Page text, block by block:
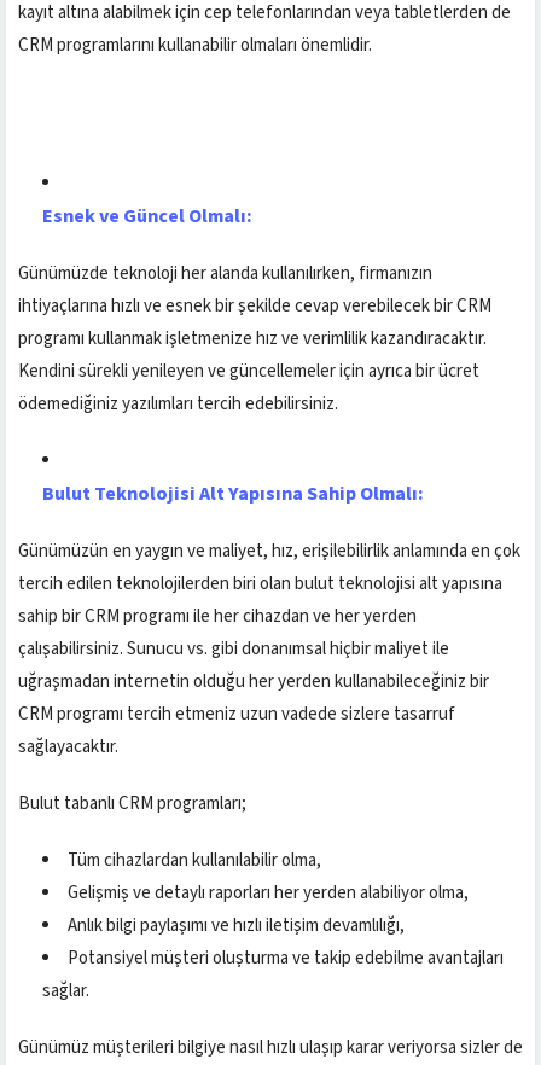
kayıt altına alabilmek için cep telefonlarından veya tabletlerden de
CRM programlarını kullanabilir olmaları önemlidir.
Esnek ve Güncel Olmalı:
Günümüzde teknoloji her alanda kullanılırken, firmanızın
ihtiyaçlarına hızlı ve esnek bir şekilde cevap verebilecek bir CRM
programı kullanmak işletmenize hız ve verimlilik kazandıracaktır.
Kendini sürekli yenileyen ve güncellemeler için ayrıca bir ücret
ödemediğiniz yazılımları tercih edebilirsiniz.
Bulut Teknolojisi Alt Yapısına Sahip Olmalı:
Günümüzün en yaygın ve maliyet, hız, erişilebilirlik anlamında en çok
tercih edilen teknolojilerden biri olan bulut teknolojisi alt yapısına
sahip bir CRM programı ile her cihazdan ve her yerden
çalışabilirsiniz. Sunucu vs. gibi donanımsal hiçbir maliyet ile
uğraşmadan internetin olduğu her yerden kullanabileceğiniz bir
CRM programı tercih etmeniz uzun vadede sizlere tasarruf
sağlayacaktır.
Bulut tabanlı CRM programları;
Tüm cihazlardan kullanılabilir olma,
Gelişmiş ve detaylı raporları her yerden alabiliyor olma,
Anlık bilgi paylaşımı ve hızlı iletişim devamlılığı,
Potansiyel müşteri oluşturma ve takip edebilme avantajları
sağlar.
Günümüz müşterileri bilgiye nasıl hızlı ulaşıp karar veriyorsa sizler de